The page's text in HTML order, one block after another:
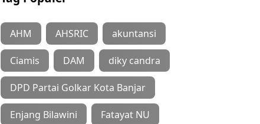
AHM AHSRIC akuntansi
Ciamis DAM diky candra
DPD Partai Golkar Kota Banjar
Enjang Bilawini Fatayat NU